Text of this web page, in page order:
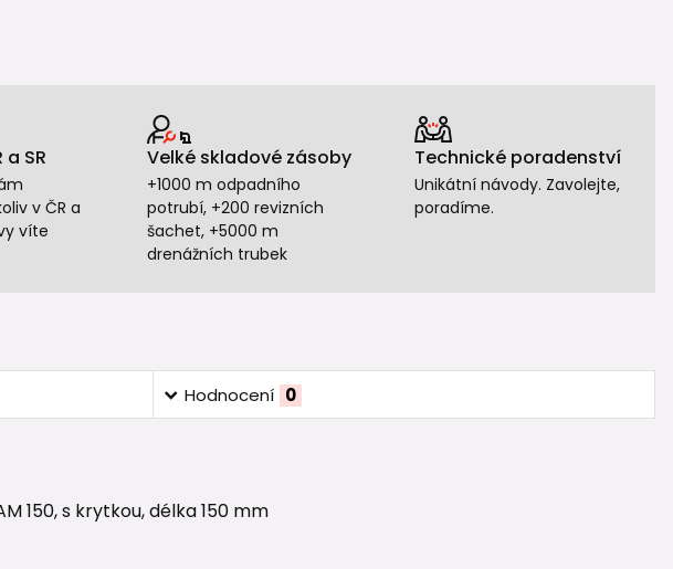
SR
v ČR a
víte
Velké skladové zásoby
+1000 m odpadního
potrubí, +200 revizních
šachet, +5000 m
drenážních trubek
Technické poradenství
Unikátní návody. Zavolejte,
poradíme.
Hodnocení 0
150, s krytkou, délka 150 mm